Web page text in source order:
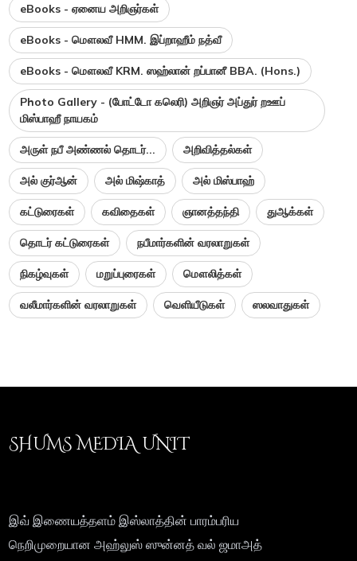
eBooks - ஏனைய அறிஞர்கள்
eBooks - மௌலவீ HMM. இப்றாஹீம் நத்வீ
eBooks - மௌலவீ KRM. ஸஹ்லான் றப்பானீ BBA. (Hons.)
Photo Gallery - (போட்டோ கலெரி) அறிஞர் அப்துர் றஊப்
மிஸ்பாஹீ நாயகம்
அருள் நபீ அண்ணல் தொடர்... அறிவித்தல்கள்
அல் குர்ஆன் அல் மிஷ்காத் அல் மிஸ்பாஹ்
கட்டுரைகள் கவிதைகள் ஞானத்தந்தி துஆக்கள்
தொடர் கட்டுரைகள் நபீமார்களின் வரலாறுகள்
நிகழ்வுகள் மறுப்புரைகள் மௌலித்கள்
வலீமார்களின் வரலாறுகள் வெளியீடுகள் ஸலவாதுகள்
SHUMS MEDIA UNIT
இவ் இணையத்தளம் இஸ்லாத்தின் பாரம்பரிய
நெறிமுறையான அஹ்லுஸ் ஸுன்னத் வல் ஜமாஅத்